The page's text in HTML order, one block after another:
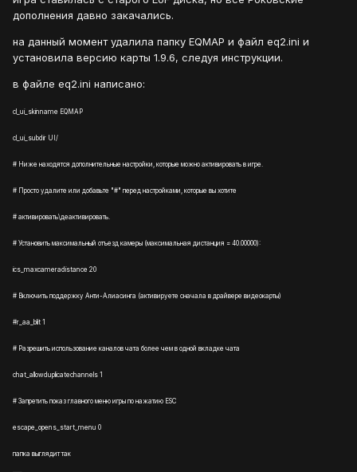
дополнения давно закачались.
на данный момент удалила папку EQMAP и файл eq2.ini и
установила версию карты 1.9.6, следуя инструкции.
в файле eq2.ini написано:
cl_ui_skinname EQMAP
cl_ui_subdir UI/
# Ниже находятся дополнительные настройки, которые можно активировать в игре.
# Просто удалите или добавьте "#" перед настройками, которые вы хотите
# активировать\деактивировать.
# Установить максимальный отъезд камеры (максимальная дистанция = 40.00000):
ics_maxcameradistance 20
# Включить поддержку Анти-Алиасинга (активируете сначала в драйвере видеокарты)
#r_aa_blit 1
# Разрешить использование каналов чата более чем в одной вкладке чата
chat_allowduplicatechannels 1
# Запретить показ главного меню игры по нажатию ESC
escape_opens_start_menu 0
папка выглядит так